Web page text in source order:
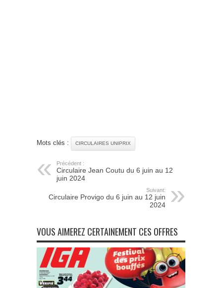
Mots clés : CIRCULAIRES UNIPRIX
Précédent :
Circulaire Jean Coutu du 6 juin au 12
juin 2024
Suivant:
Circulaire Provigo du 6 juin au 12 juin
2024
VOUS AIMEREZ CERTAINEMENT CES OFFRES